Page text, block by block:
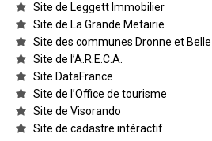
Site de Leggett Immobilier
Site de La Grande Metairie
Site des communes Dronne et Belle
Site de l’A.R.E.C.A.
Site DataFrance
Site de l’Office de tourisme
Site de Visorando
Site de cadastre intéractif